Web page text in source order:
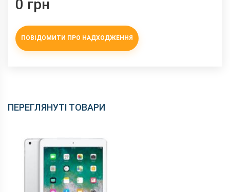
0 грн
ПОВІДОМИТИ ПРО НАДХОДЖЕННЯ
ПЕРЕГЛЯНУТІ ТОВАРИ